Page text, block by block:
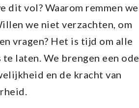
dit vol? Waarom remmen we
we niet verzachten, om
vragen? Het is tijd om alle
te laten. We brengen een ode
en de kracht van